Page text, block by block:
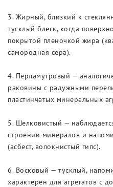
3. Жирный, близкий к
тусклый блеск, когда
покрытой пленочкой жира
самородная сера).
4. Перламутровый —
раковины с радужными
пластинчатых минеральных
5. Шелковистый —
строении минералов и
(асбест, волокнистый гипс).
6. Восковый — тусклый,
характерен для агрегатов с